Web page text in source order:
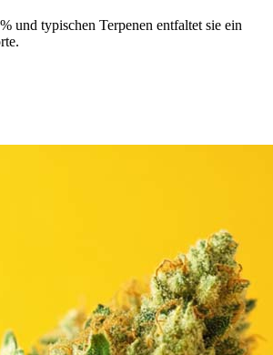
und typischen Terpenen entfaltet sie ein